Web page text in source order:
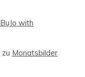
BuJo with
zu Monatsbilder